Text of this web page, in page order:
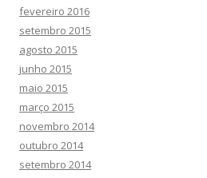
fevereiro 2016
setembro 2015
agosto 2015
junho 2015
maio 2015
março 2015
novembro 2014
outubro 2014
setembro 2014